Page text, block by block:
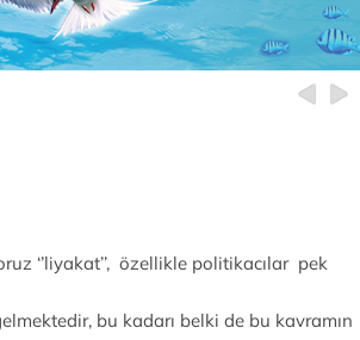
‘’liyakat’’, özellikle politikacılar pek
bu kadarı belki de bu kavramın